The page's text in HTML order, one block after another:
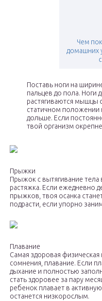
Чем
домашних
Поставь ноги на
пальцев до пола. Ноги
растягиваются мышцы
статичном
дольше. Если
твой организм
Прыжки
Прыжок с вытягивание
растяжка. Если ежедневно
прыжков, твоя осанка
подрасти, если упорно
Плавание
Самая здоровая
сомнения, плавание. Если
дыхание и полностью
стать здоровее за пару
ребенок плавает в
останется низкорослым.